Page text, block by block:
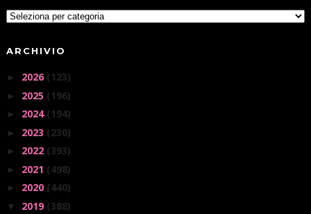
ARCHIVIO
► 2026 (123)
► 2025 (196)
► 2024 (194)
► 2023 (230)
► 2022 (393)
► 2021 (498)
► 2020 (440)
▼ 2019 (388)